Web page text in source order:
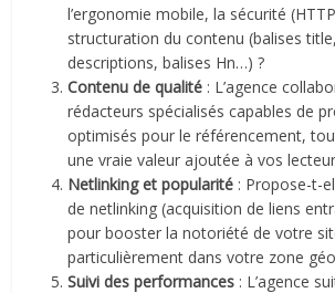
l’ergonomie mobile, la sécurité
structuration du contenu (balises
descriptions, balises Hn…) ?
Contenu de qualité : L’agence
rédacteurs spécialisés capables de
optimisés pour le référencement,
une vraie valeur ajoutée à vos
Netlinking et popularité : Propose-t-
de netlinking (acquisition de liens
pour booster la notoriété de votre
particulièrement dans votre zone
Suivi des performances : L’agence